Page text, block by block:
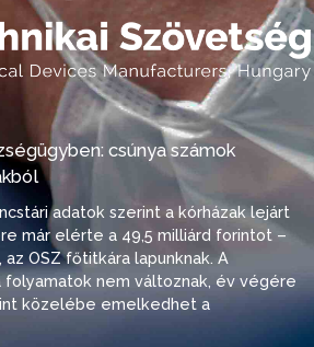
csúnya számok
adatok szerint a kórházak lejárt
már elérte a 49,5 milliárd forintot –
az OSZ főtitkára lapunknak. A
folyamatok nem változnak, év végére
közelébe emelkedhet a